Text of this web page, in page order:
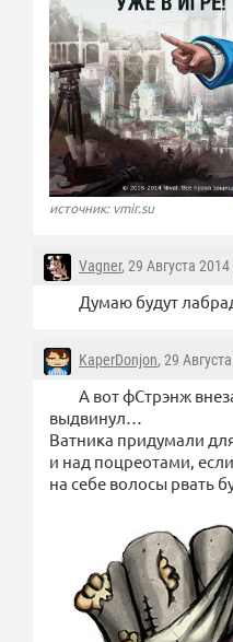
источник: vmir.su
Vagner, 29 Августа 2014
Думаю будут
KaperDonjon, 29
А вот фСтрэнж
выдвинул…
Ватника придумали
и над поцреотами,
на себе волосы рвать